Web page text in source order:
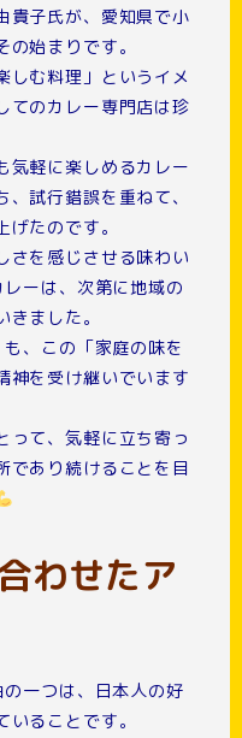
貴子氏が、愛知県で小
始まりです。
しむ料理」というイメ
てのカレー専門店は珍
気軽に楽しめるカレー
試行錯誤を重ねて、
たのです。
さを感じさせる味わい
ーは、次第に地域の
ました。
、この「家庭の味を
神を受け継いでいます
って、気軽に立ち寄っ
であり続けることを目
わせたア
一つは、日本人の好
ることです。